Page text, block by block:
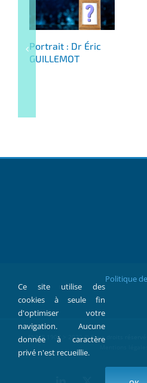
Portrait : Dr Éric
GUILLEMOT
FNMR 1907 > 2022 © Tous droits
Ce site utilise des
cookies à seule fin
d'optimiser votre
navigation. Aucune
donnée à caractère
privé n'est recueillie.
Politique